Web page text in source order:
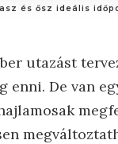
és ősz ideális
utazást
enni. De van